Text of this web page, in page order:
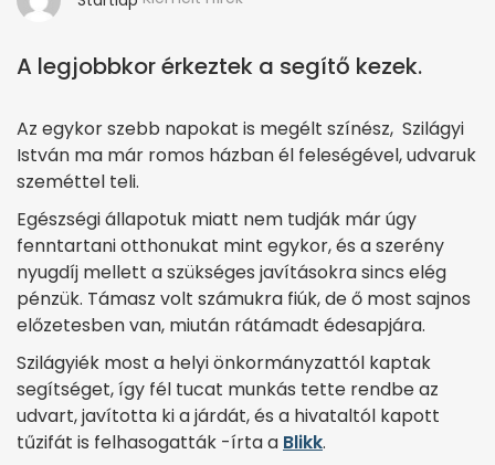
A legjobbkor érkeztek a segítő kezek.
Az egykor szebb napokat is megélt színész, Szilágyi
István ma már romos házban él feleségével, udvaruk
szeméttel teli.
Egészségi állapotuk miatt nem tudják már úgy
fenntartani otthonukat mint egykor, és a szerény
nyugdíj mellett a szükséges javításokra sincs elég
pénzük. Támasz volt számukra fiúk, de ő most sajnos
előzetesben van, miután rátámadt édesapjára.
Szilágyiék most a helyi önkormányzattól kaptak
segítséget, így fél tucat munkás tette rendbe az
udvart, javította ki a járdát, és a hivataltól kapott
tűzifát is felhasogatták -írta a Blikk.